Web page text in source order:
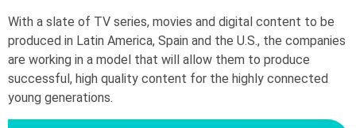
With a slate of TV series, movies and digital content to be
produced in Latin America, Spain and the U.S., the companies
are working in a model that will allow them to produce
successful, high quality content for the highly connected
young generations.